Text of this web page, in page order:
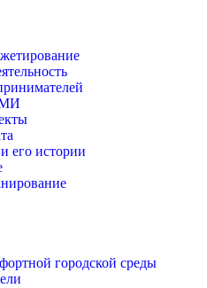
его истории
городской среды